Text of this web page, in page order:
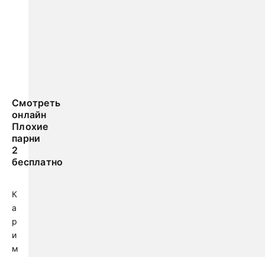
Смотреть
онлайн
Плохие
парни
2
бесплатно
К
а
р
и
м